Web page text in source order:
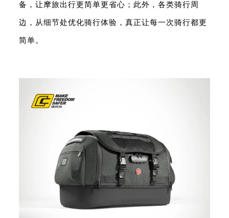
备，让摩旅出行更简单更省心；此外，各类骑行周
边，从细节处优化骑行体验，真正让每一次骑行都更
简单。